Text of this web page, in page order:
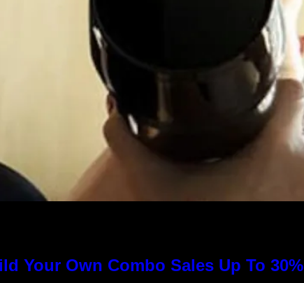
Your Own Combo Sales Up To 30%